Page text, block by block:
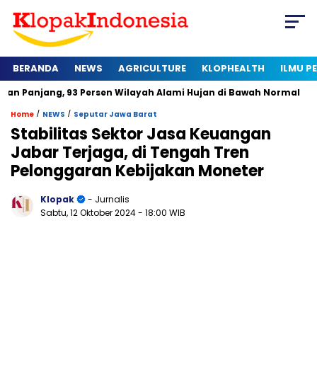
BERANDA NEWS AGRICULTURE KLOPHEALTH ILMU
Persen Wilayah Alami Hujan di Bawah Normal Kapan
Home / NEWS / Seputar Jawa Barat
Stabilitas Sektor Jasa Keuangan
Jabar Terjaga, di Tengah Tren
Pelonggaran Kebijakan Moneter
Klopak
- Jurnalis
Sabtu, 12 Oktober 2024- 18:00 WIB